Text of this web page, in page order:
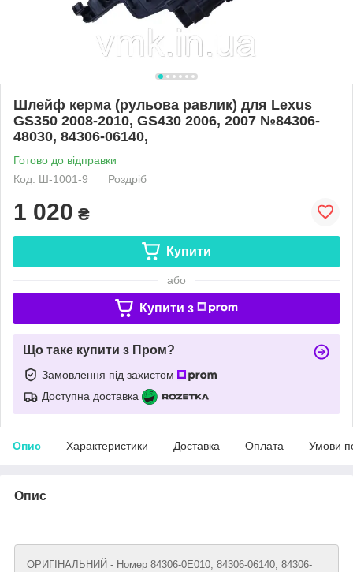
Шлейф керма (рульова равлик) для Lexus
GS350 2008-2010, GS430 2006, 2007 №84306-
48030, 84306-06140,
Готово до відправки
Код: Ш-1001-9
Роздріб
1 020 ₴
Купити
або
Купити з
Що таке купити з Пром?
Замовлення під захистом
Доступна доставка
Опис Характеристики Доставка Оплата Умови
Опис
ОРИГІНАЛЬНИЙ - Номер 84306-0E010, 84306-06140, 84306-